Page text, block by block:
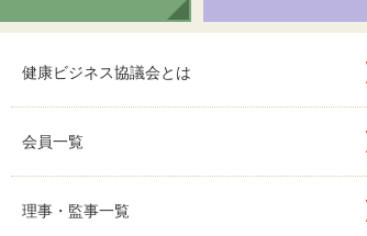
健康ビジネス協議会とは
会員一覧
理事・監事一覧